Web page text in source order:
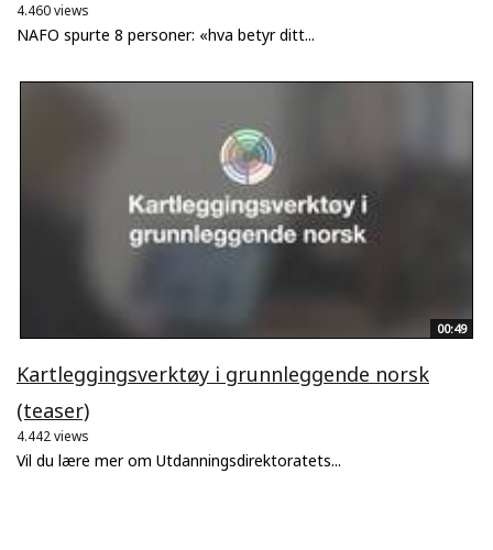
4.460 views
NAFO spurte 8 personer: «hva betyr ditt...
00:49
Kartleggingsverktøy i grunnleggende norsk
(teaser)
4.442 views
Vil du lære mer om Utdanningsdirektoratets...